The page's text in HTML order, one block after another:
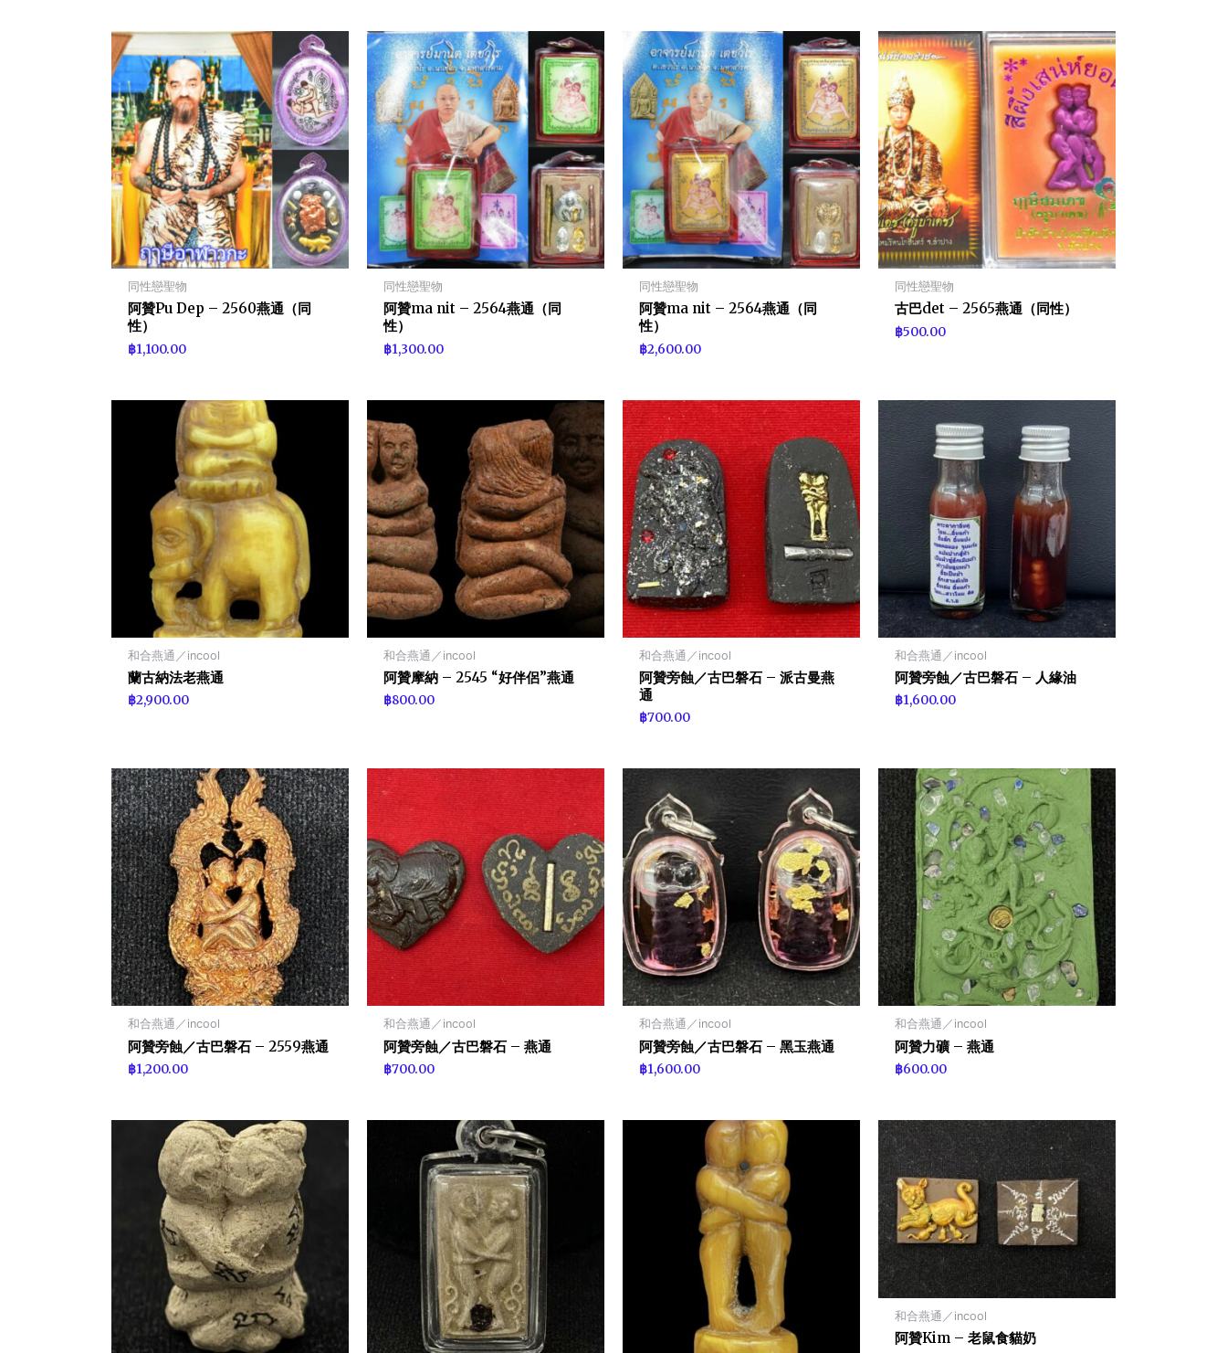
同性戀聖物
阿贊Pu Dep – 2560燕通（同
性）
฿1,100.00
同性戀聖物
阿贊ma nit – 2564燕通（同
性）
฿1,300.00
同性戀聖物
阿贊ma nit – 2564燕通（同
性）
฿2,600.00
同性戀聖物
古巴det – 2565燕通（同性）
฿500.00
和合燕通／incool
蘭古納法老燕通
฿2,900.00
和合燕通／incool
阿贊摩納 – 2545 “好伴侶”燕通
฿800.00
和合燕通／incool
阿贊旁蝕／古巴磐石 – 派古曼燕
通
฿700.00
和合燕通／incool
阿贊旁蝕／古巴磐石 – 人緣油
฿1,600.00
和合燕通／incool
阿贊旁蝕／古巴磐石 – 2559燕通
฿1,200.00
和合燕通／incool
阿贊旁蝕／古巴磐石 – 燕通
฿700.00
和合燕通／incool
阿贊旁蝕／古巴磐石 – 黑玉燕通
฿1,600.00
和合燕通／incool
阿贊力礦 – 燕通
฿600.00
和合燕通／incool
阿贊Kim – 老鼠食貓奶